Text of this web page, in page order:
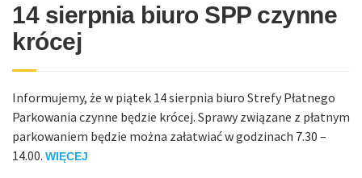
14 sierpnia biuro SPP czynne
krócej
Informujemy, że w piątek 14 sierpnia biuro Strefy Płatnego
Parkowania czynne będzie krócej. Sprawy związane z płatnym
parkowaniem będzie można załatwiać w godzinach 7.30 –
14.00. WIĘCEJ